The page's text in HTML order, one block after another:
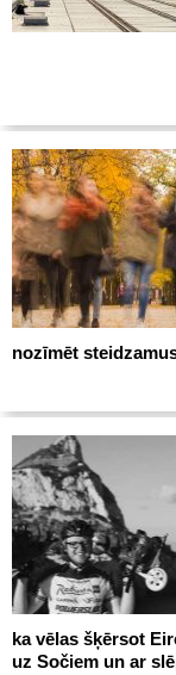
nozīmēt
ka vēlas šķērsot
uz Sočiem un ar